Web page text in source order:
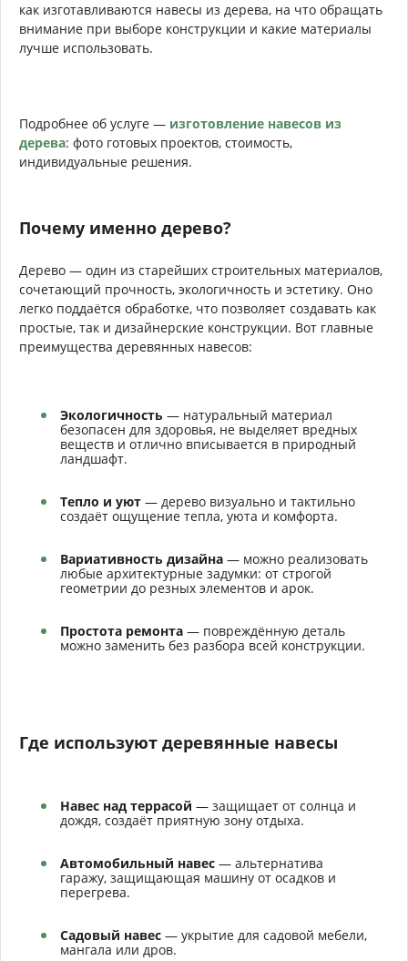
как изготавливаются навесы из дерева, на что обращать
внимание при выборе конструкции и какие материалы
лучше использовать.
Подробнее об услуге — изготовление навесов из
дерева: фото готовых проектов, стоимость,
индивидуальные решения.
Почему именно дерево?
Дерево — один из старейших строительных материалов,
сочетающий прочность, экологичность и эстетику. Оно
легко поддаётся обработке, что позволяет создавать как
простые, так и дизайнерские конструкции. Вот главные
преимущества деревянных навесов:
Экологичность — натуральный материал
безопасен для здоровья, не выделяет вредных
веществ и отлично вписывается в природный
ландшафт.
Тепло и уют — дерево визуально и тактильно
создаёт ощущение тепла, уюта и комфорта.
Вариативность дизайна — можно реализовать
любые архитектурные задумки: от строгой
геометрии до резных элементов и арок.
Простота ремонта — повреждённую деталь
можно заменить без разбора всей конструкции.
Где используют деревянные навесы
Навес над террасой — защищает от солнца и
дождя, создаёт приятную зону отдыха.
Автомобильный навес — альтернатива
гаражу, защищающая машину от осадков и
перегрева.
Садовый навес — укрытие для садовой мебели,
мангала или дров.